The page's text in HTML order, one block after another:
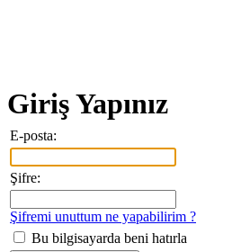
Giriş Yapınız
E-posta:
Şifre:
Şifremi unuttum ne yapabilirim ?
Bu bilgisayarda beni hatırla